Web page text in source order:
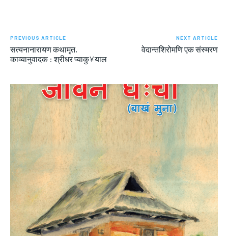
PREVIOUS ARTICLE
सत्यनानारायण कथामृत,
काव्यानुवादक : श्रीधर प्याकु¥याल
NEXT ARTICLE
वेदान्तशिरोमणि एक संस्मरण